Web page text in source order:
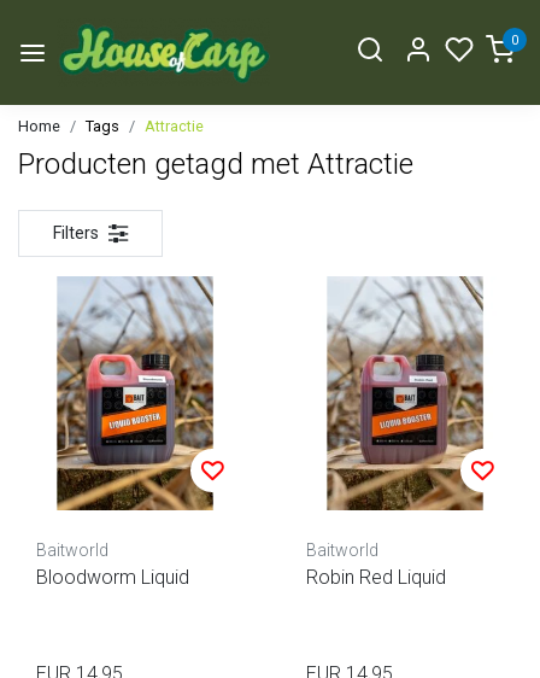
0
Home Tags Attractie
Producten getagd met Attractie
Filters
Baitworld
Bloodworm Liquid
Baitworld
Robin Red Liquid